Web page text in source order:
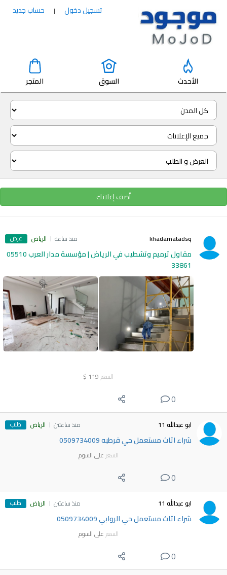
تسجيل دخول | حساب جديد
الأحدث السوق المتجر
أضف إعلانك
khadamatadsq منذ ساعة الرياض عرض
مقاول ترميم وتشطيب في الرياض | مؤسسة مدار العرب 05510
33861
السعر 119
$
0
ابو عبدالله 11 منذ ساعتين الرياض طلب
شراء اثاث مستعمل حي قرطبه 0509734009
السعر على السوم
0
ابو عبدالله 11 منذ ساعتين الرياض طلب
شراء اثاث مستعمل حي الروابي 0509734009
السعر على السوم
0